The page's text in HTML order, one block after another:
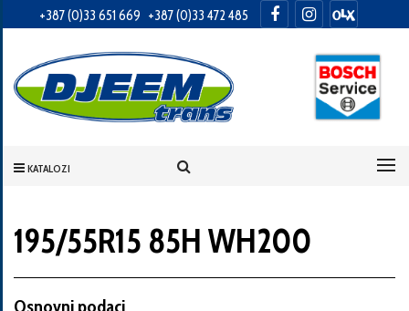
+387 (0)33 651 669 +387 (0)33 472 485
KATALOZI
Informacije
o
Vaša
adresa
195/55R15 85H WH200
Osnovni podaci